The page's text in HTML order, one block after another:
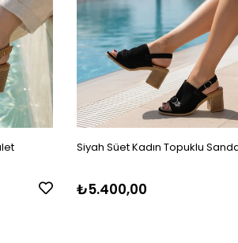
Siyah Süet Kadın Topuklu
₺5.400,00